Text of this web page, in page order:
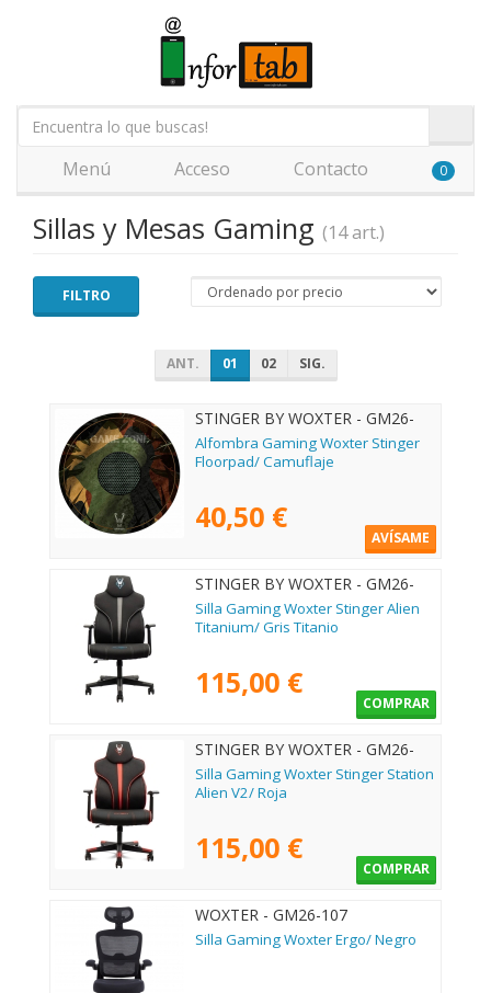
Menú Acceso Contacto 0
Sillas y Mesas Gaming (14 art.)
FILTRO
ANT. 01 02 SIG.
STINGER BY WOXTER - GM26-
067
Alfombra Gaming Woxter Stinger
Floorpad/ Camuflaje
40,50 €
AVÍSAME
STINGER BY WOXTER - GM26-
123
Silla Gaming Woxter Stinger Alien
Titanium/ Gris Titanio
115,00 €
COMPRAR
STINGER BY WOXTER - GM26-
130
Silla Gaming Woxter Stinger Station
Alien V2/ Roja
115,00 €
COMPRAR
WOXTER - GM26-107
Silla Gaming Woxter Ergo/ Negro